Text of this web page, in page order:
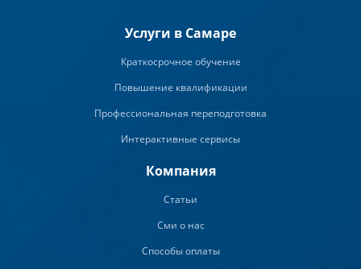
Услуги в Самаре
Краткосрочное обучение
Повышение квалификации
Профессиональная переподготовка
Интерактивные сервисы
Компания
Статьи
Сми о нас
Способы оплаты